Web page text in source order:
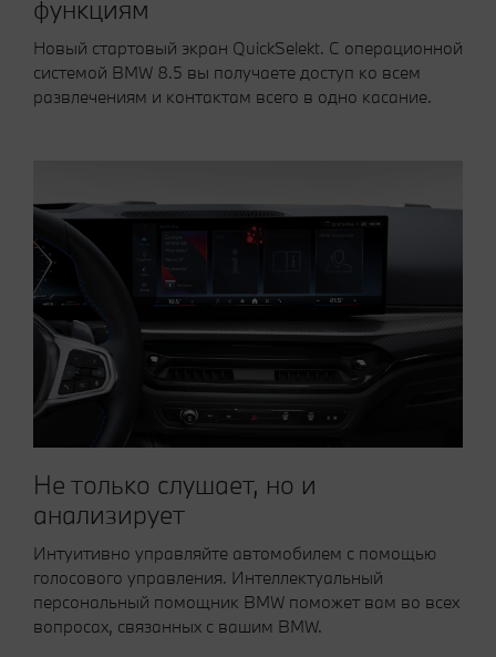
функциям
Новый стартовый экран QuickSelekt. С операционной
системой BMW 8.5 вы получаете доступ ко всем
развлечениям и контактам всего в одно касание.
Не только слушает, но и
анализирует
Интуитивно управляйте автомобилем с помощью
голосового управления. Интеллектуальный
персональный помощник BMW поможет вам во всех
вопросах, связанных с вашим BMW.